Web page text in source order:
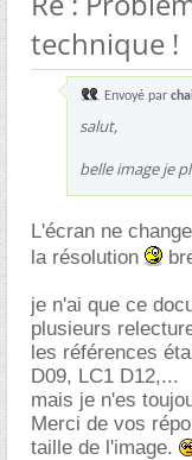
technique !
Envoyé par
salut,
belle image je
L'écran ne
la résolution
je n'ai que ce
plusieurs
les références
D09, LC1 D12,...
mais je n'es
Merci de vos
taille de l'image.